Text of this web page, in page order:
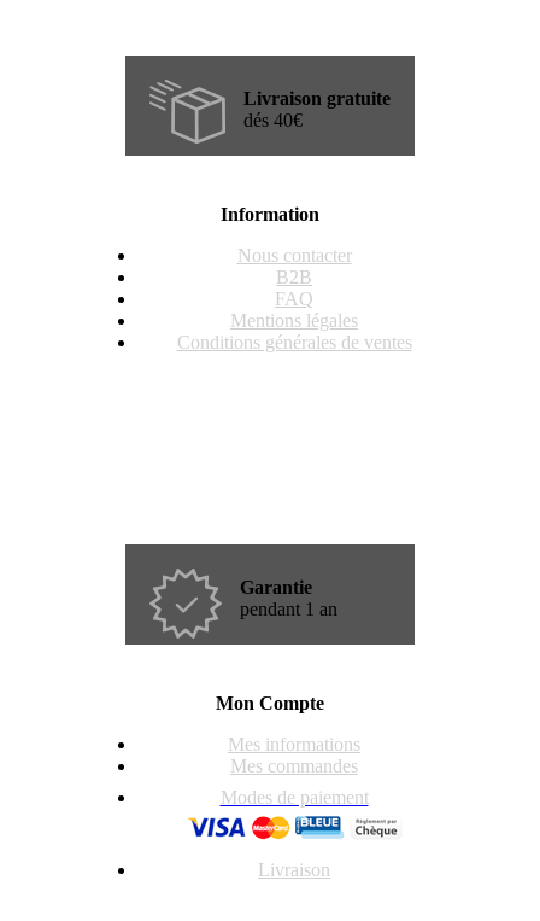
Livraison gratuite
dés 40€
Information
Nous contacter
B2B
FAQ
Mentions légales
Conditions générales de ventes
Garantie
pendant 1 an
Mon Compte
Mes informations
Mes commandes
Modes de paiement
Livraison